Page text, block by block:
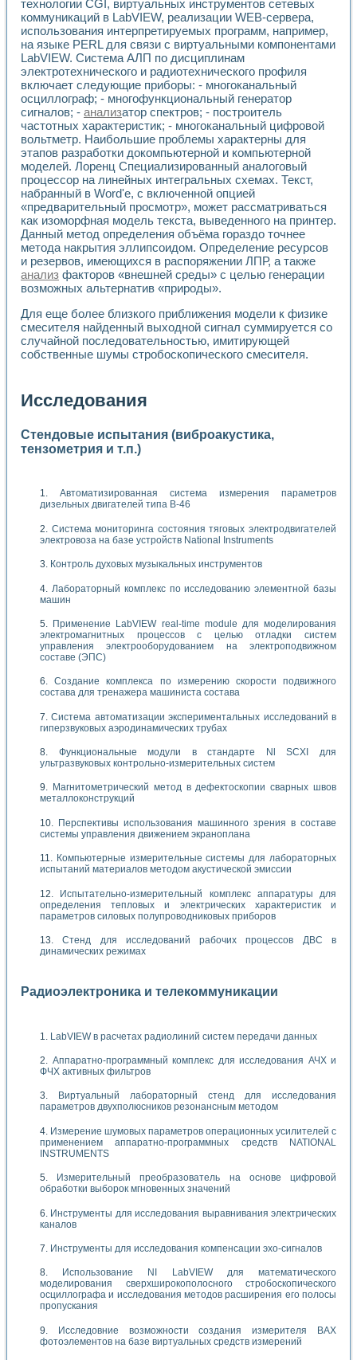
технологии CGI, виртуальных инструментов сетевых
коммуникаций в LabVIEW, реализации WEB-сервера,
использования интерпретируемых программ, например,
на языке PERL для связи с виртуальными компонентами
LabVIEW. Система АЛП по дисциплинам
электротехнического и радиотехнического профиля
включает следующие приборы: - многоканальный
осциллограф; - многофункциональный генератор
сигналов; - анализатор спектров; - построитель
частотных характеристик; - многоканальный цифровой
вольтметр. Наибольшие проблемы характерны для
этапов разработки докомпьютерной и компьютерной
моделей. Лоренц Специализированный аналоговый
процессор на линейных интегральных схемах. Текст,
набранный в Word'e, с включенной опцией
«предварительный просмотр», может рассматриваться
как изоморфная модель текста, выведенного на принтер.
Данный метод определения объёма гораздо точнее
метода накрытия эллипсоидом. Определение ресурсов
и резервов, имеющихся в распоряжении ЛПР, а также
анализ факторов «внешней среды» с целью генерации
возможных альтернатив «природы».
Для еще более близкого приближения модели к физике
смесителя найденный выходной сигнал суммируется со
случайной последовательностью, имитирующей
собственные шумы стробоскопического смесителя.
Исследования
Стендовые испытания (виброакустика,
тензометрия и т.п.)
Автоматизированная система измерения параметров
дизельных двигателей типа В-46
Система мониторинга состояния тяговых электродвигателей
электровоза на базе устройств National Instruments
Контроль духовых музыкальных инструментов
Лабораторный комплекс по исследованию элементной базы
машин
Применение LabVIEW real-time module для моделирования
электромагнитных процессов с целью отладки систем
управления электрооборудованием на электроподвижном
составе (ЭПС)
Создание комплекса по измерению скорости подвижного
состава для тренажера машиниста состава
Система автоматизации экспериментальных исследований в
гиперзвуковых аэродинамических трубах
Функциональные модули в стандарте Nl SCXI для
ультразвуковых контрольно-измерительных систем
Магнитометрический метод в дефектоскопии сварных швов
металлоконструкций
Перспективы использования машинного зрения в составе
системы управления движением экраноплана
Компьютерные измерительные системы для лабораторных
испытаний материалов методом акустической эмиссии
Испытательно-измерительный комплекс аппаратуры для
определения тепловых и электрических характеристик и
параметров силовых полупроводниковых приборов
Стенд для исследований рабочих процессов ДВС в
динамических режимах
Радиоэлектроника и телекоммуникации
LabVIEW в расчетах радиолиний систем передачи данных
Аппаратно-программный комплекс для исследования АЧХ и
ФЧХ активных фильтров
Виртуальный лабораторный стенд для исследования
параметров двухполюсников резонансным методом
Измерение шумовых параметров операционных усилителей с
применением аппаратно-программных средств NATIONAL
INSTRUMENTS
Измерительный преобразователь на основе цифровой
обработки выборок мгновенных значений
Инструменты для исследования выравнивания электрических
каналов
Инструменты для исследования компенсации эхо-сигналов
Использование NI LabVIEW для математического
моделирования сверхширокополосного стробоскопического
осциллографа и исследования методов расширения его полосы
пропускания
Исследовние возможности создания измерителя ВАХ
фотоэлементов на базе виртуальных средств измерений